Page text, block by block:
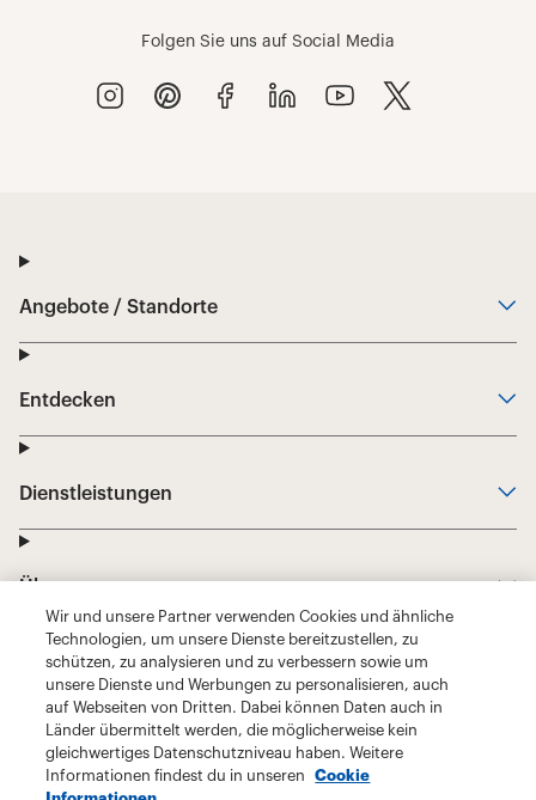
Wir und unsere Partner verwenden Cookies und ähnliche
Technologien, um unsere Dienste bereitzustellen, zu
schützen, zu analysieren und zu verbessern sowie um
unsere Dienste und Werbungen zu personalisieren, auch
auf Webseiten von Dritten. Dabei können Daten auch in
Länder übermittelt werden, die möglicherweise kein
gleichwertiges Datenschutzniveau haben. Weitere
Informationen findest du in unseren
Cookie